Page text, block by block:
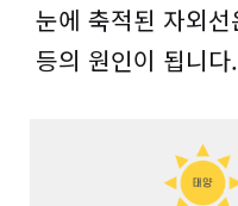
눈에 축적된 자외
등의 원인이 됩니다.